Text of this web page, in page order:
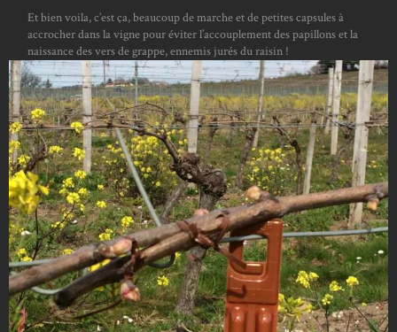
Et bien voila, c’est ça, beaucoup de marche et de petites capsules à
accrocher dans la vigne pour éviter l’accouplement des papillons et la
naissance des vers de grappe, ennemis jurés du raisin !